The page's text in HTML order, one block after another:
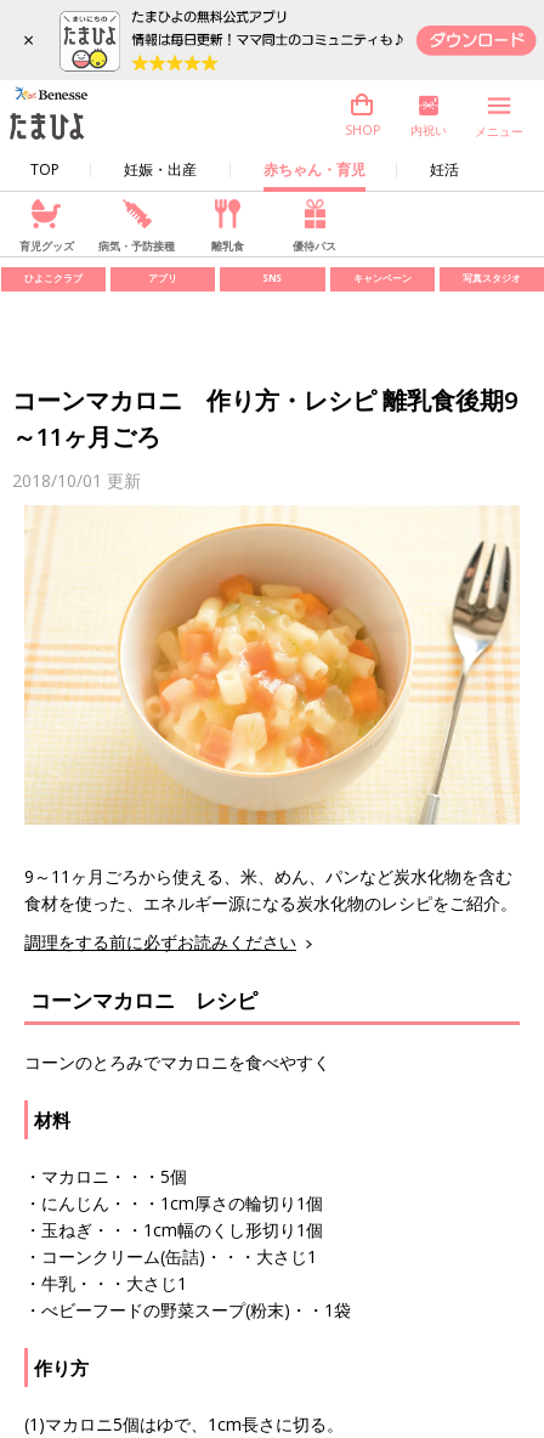
×
TOP 妊娠・出産 赤ちゃん・育児 妊活
SHOP 内祝い メニュー
育児グッズ 病気・予防接種 離乳食 優待パス
ひよこクラブ アプリ SNS キャンペーン 写真スタジオ
コーンマカロニ 作り方・レシピ 離乳食後期9
～11ヶ月ごろ
2018/10/01 更新
9～11ヶ月ごろから使える、米、めん、パンなど炭水化物を含む
食材を使った、エネルギー源になる炭水化物のレシピをご紹介。
調理をする前に必ずお読みください
コーンマカロニ レシピ
コーンのとろみでマカロニを食べやすく
材料
・マカロニ・・・5個
・にんじん・・・1cm厚さの輪切り1個
・玉ねぎ・・・1cm幅のくし形切り1個
・コーンクリーム(缶詰)・・・大さじ1
・牛乳・・・大さじ1
・べビーフードの野菜スープ(粉末)・・1袋
作り方
(1)マカロニ5個はゆで、1cm長さに切る。